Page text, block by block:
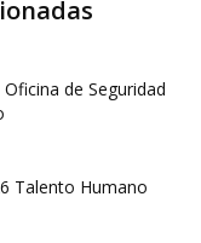
de Seguridad
Talento Humano